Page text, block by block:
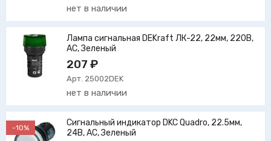
нет в наличии
Лампа сигнальная DEKraft ЛК-22, 22мм, 220В,
AC, Зеленый
207 ₽
Арт. 25002DEK
нет в наличии
-10%
Сигнальный индикатор DKC Quadro, 22.5мм,
24В, AC, Зеленый